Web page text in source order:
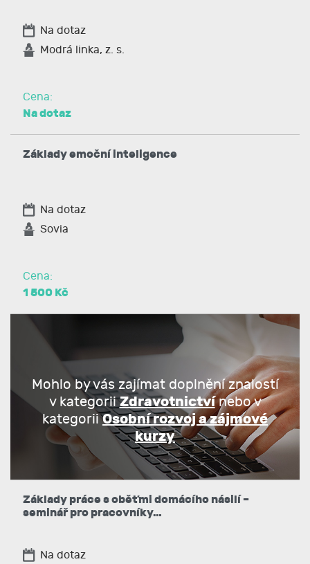
Na dotaz
Modrá linka, z. s.
Cena:
Na dotaz
Základy emoční inteligence
Na dotaz
Sovia
Cena:
1 500 Kč
Mohlo by vás zajímat doplnění znalostí
v kategoriiZdravotnictvínebo v
kategoriiOsobní rozvoj a zájmové
kurzy
Základy práce s oběťmi domácího násilí –
seminář pro pracovníky…
Na dotaz